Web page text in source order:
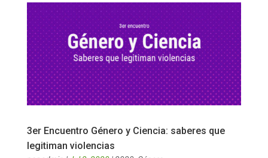
3er Encuentro Género y Ciencia: saberes que
legitiman violencias